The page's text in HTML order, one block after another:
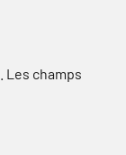
Les champs